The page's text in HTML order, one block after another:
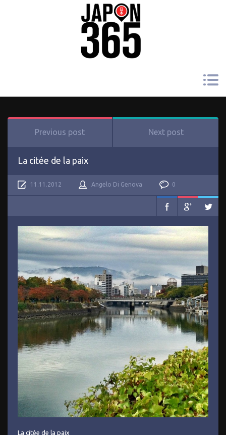
Previous post Next post
La citée de la paix
11.11.2012 Angelo Di Genova 0
La citée de la paix